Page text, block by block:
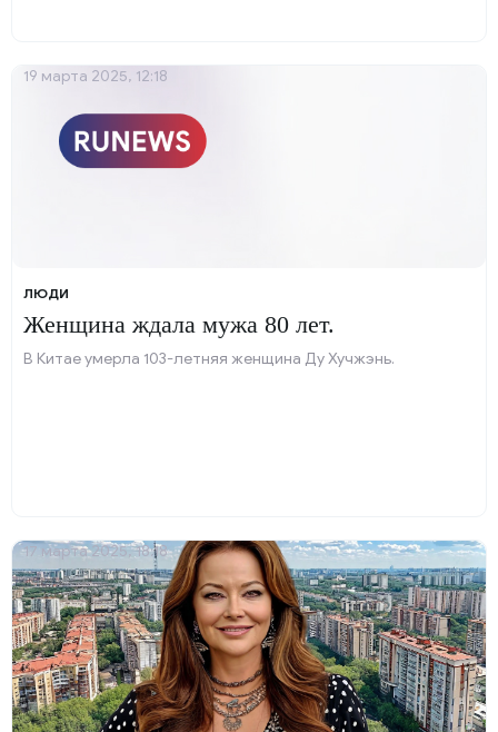
ЛЮДИ
Женщина ждала мужа 80 лет.
В Китае умерла 103-летняя женщина Ду Хучжэнь.
19 марта 2025, 12:18
17 марта 2025, 18:18